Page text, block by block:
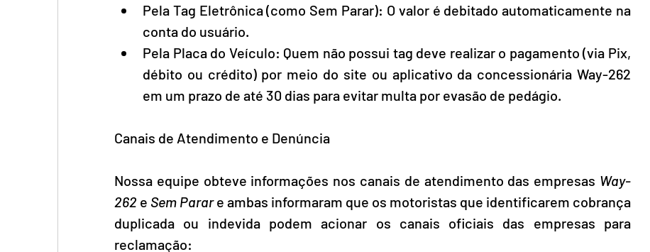
Pela Tag Eletrônica (como Sem Parar): O valor é debitado automaticamente na
conta do usuário.
Pela Placa do Veículo: Quem não possui tag deve realizar o pagamento (via Pix,
débito ou crédito) por meio do site ou aplicativo da concessionária Way-262
em um prazo de até 30 dias para evitar multa por evasão de pedágio.
Canais de Atendimento e Denúncia
Nossa equipe obteve informações nos canais de atendimento das empresas Way-
262 e Sem Parar e ambas informaram que os motoristas que identificarem cobrança
duplicada ou indevida podem acionar os canais oficiais das empresas para
reclamação: